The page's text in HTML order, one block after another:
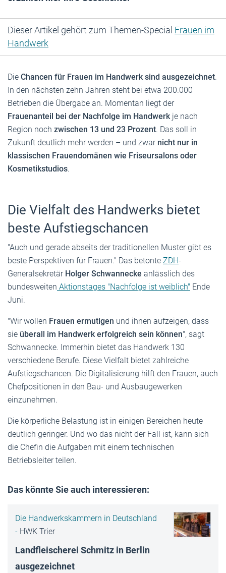
Dieser Artikel gehört zum Themen-Special Frauen im
Handwerk
Die Chancen für Frauen im Handwerk sind ausgezeichnet.
In den nächsten zehn Jahren steht bei etwa 200.000
Betrieben die Übergabe an. Momentan liegt der
Frauenanteil bei der Nachfolge im Handwerk je nach
Region noch zwischen 13 und 23 Prozent. Das soll in
Zukunft deutlich mehr werden – und zwar nicht nur in
klassischen Frauendomänen wie Friseursalons oder
Kosmetikstudios.
Die Vielfalt des Handwerks bietet
beste Aufstiegschancen
"Auch und gerade abseits der traditionellen Muster gibt es
beste Perspektiven für Frauen." Das betonte ZDH-
Generalsekretär Holger Schwannecke anlässlich des
bundesweiten Aktionstages "Nachfolge ist weiblich" Ende
Juni.
"Wir wollen Frauen ermutigen und ihnen aufzeigen, dass
sie überall im Handwerk erfolgreich sein können", sagt
Schwannecke. Immerhin bietet das Handwerk 130
verschiedene Berufe. Diese Vielfalt bietet zahlreiche
Aufstiegschancen. Die Digitalisierung hilft den Frauen, auch
Chefpositionen in den Bau- und Ausbaugewerken
einzunehmen.
Die körperliche Belastung ist in einigen Bereichen heute
deutlich geringer. Und wo das nicht der Fall ist, kann sich
die Chefin die Aufgaben mit einem technischen
Betriebsleiter teilen.
Das könnte Sie auch interessieren:
Die Handwerkskammern in Deutschland
- HWK Trier
Landfleischerei Schmitz in Berlin
ausgezeichnet